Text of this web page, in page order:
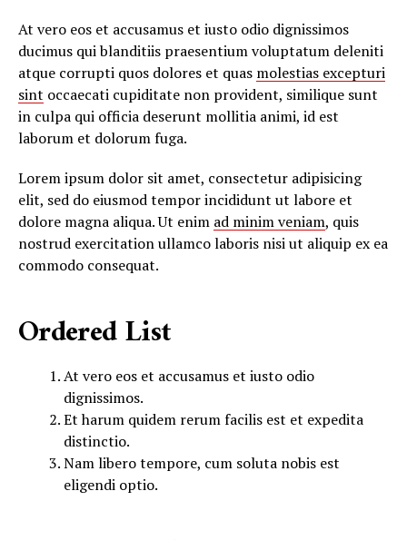
At vero eos et accusamus et iusto odio dignissimos
ducimus qui blanditiis praesentium voluptatum deleniti
atque corrupti quos dolores et quas molestias excepturi
sint occaecati cupiditate non provident, similique sunt
in culpa qui officia deserunt mollitia animi, id est
laborum et dolorum fuga.
Lorem ipsum dolor sit amet, consectetur adipisicing
elit, sed do eiusmod tempor incididunt ut labore et
dolore magna aliqua. Ut enim ad minim veniam, quis
nostrud exercitation ullamco laboris nisi ut aliquip ex ea
commodo consequat.
Ordered List
At vero eos et accusamus et iusto odio
dignissimos.
Et harum quidem rerum facilis est et expedita
distinctio.
Nam libero tempore, cum soluta nobis est
eligendi optio.